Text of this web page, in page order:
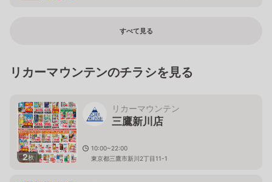
すべて見る
リカーマウンテンのチラシを見る
2枚
リカーマウンテン
三鷹新川店
10:00~22:00
東京都三鷹市新川2丁目11-1